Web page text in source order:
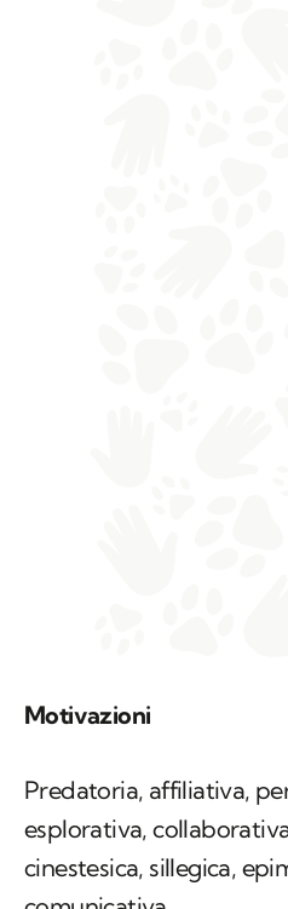
Motivazioni
Predatoria, affiliativa,
esplorativa,
cinestesica, sillegica,